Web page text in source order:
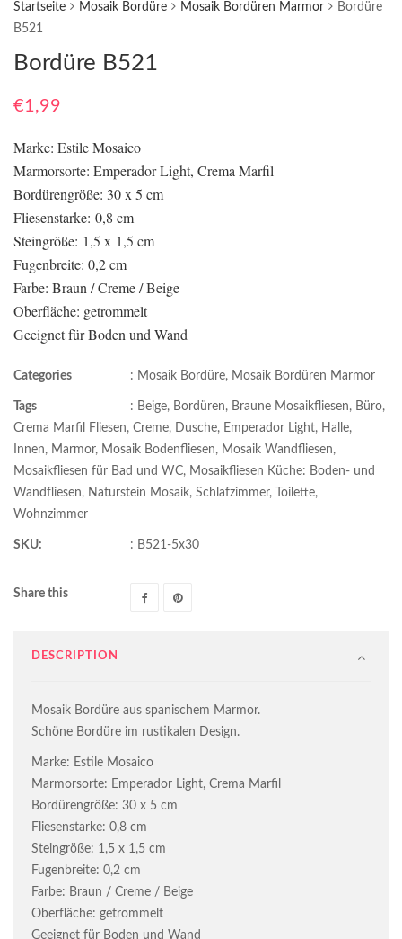
Startseite Mosaik Bordüre Mosaik Bordüren Marmor
Bordüre
B521
Bordüre B521
€1,99
Marke: Estile Mosaico
Marmorsorte: Emperador Light, Crema Marfil
Bordürengröße: 30 x 5 cm
Fliesenstarke: 0,8 cm
Steingröße: 1,5 x 1,5 cm
Fugenbreite: 0,2 cm
Farbe: Braun / Creme / Beige
Oberfläche: getrommelt
Geeignet für Boden und Wand
Categories : Mosaik Bordüre, Mosaik Bordüren Marmor
Tags : Beige, Bordüren, Braune Mosaikfliesen, Büro,
Crema Marfil Fliesen, Creme, Dusche, Emperador Light, Halle,
Innen, Marmor, Mosaik Bodenfliesen, Mosaik Wandfliesen,
Mosaikfliesen für Bad und WC, Mosaikfliesen Küche: Boden- und
Wandfliesen, Naturstein Mosaik, Schlafzimmer, Toilette,
Wohnzimmer
SKU: : B521-5x30
Share this
DESCRIPTION
Mosaik Bordüre aus spanischem Marmor.
Schöne Bordüre im rustikalen Design.
Marke: Estile Mosaico
Marmorsorte: Emperador Light, Crema Marfil
Bordürengröße: 30 x 5 cm
Fliesenstarke: 0,8 cm
Steingröße: 1,5 x 1,5 cm
Fugenbreite: 0,2 cm
Farbe: Braun / Creme / Beige
Oberfläche: getrommelt
Geeignet für Boden und Wand